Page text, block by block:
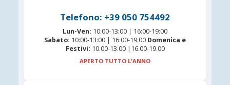
Telefono: +39 050 754492
Lun-Ven: 10:00-13:00 | 16:00-19:00
Sabato: 10:00-13:00 | 16:00-19:00 Domenica e
Festivi: 10.00-13.00 |16.00-19.00
APERTO TUTTO L'ANNO